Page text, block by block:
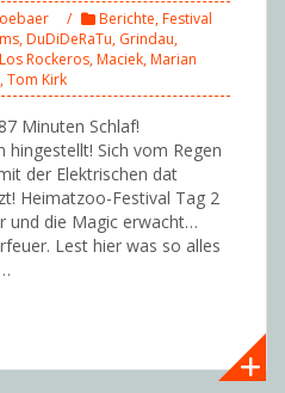
Berichte,Festival
,DuDiDeRaTu, Grindau,
Los Rockeros,Maciek,Marian
,Tom Kirk
Minuten Schlaf!
hingestellt! Sich vom Regen
der Elektrischen dat
Heimatzoo-Festival Tag 2
und die Magic erwacht…
Lest hier was so alles